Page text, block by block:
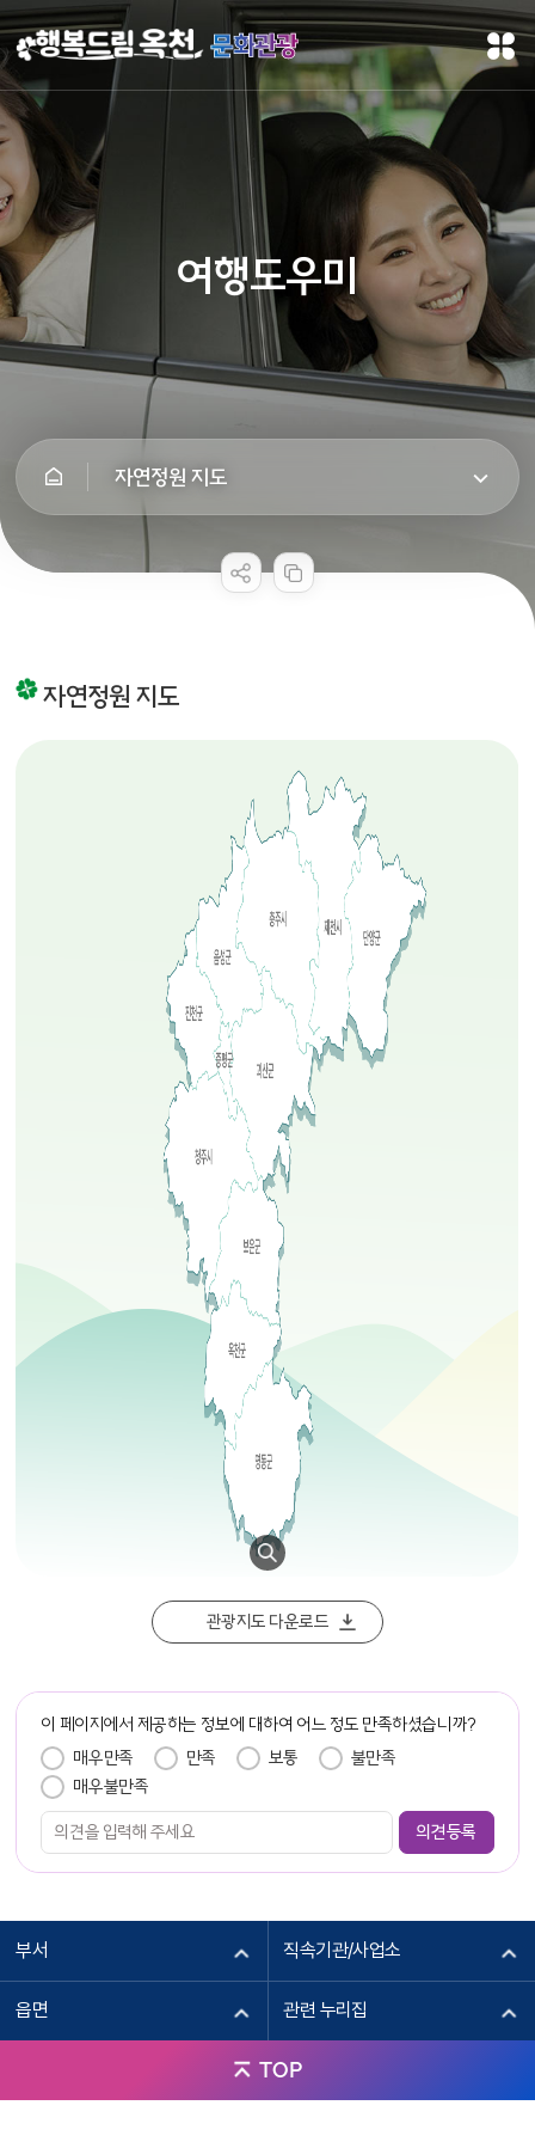
문화관광
여행도우미
자연정원 지도
자연정원 지도
관광지도 다운로드
콘텐츠 만족도 조사
이 페이지에서 제공하는 정보에 대하여 어느 정도 만족하셨습니까?
매우만족 만족 보통
불만족
매우불만족
부서 직속기관/사업소
읍면 관련 누리집
TOP